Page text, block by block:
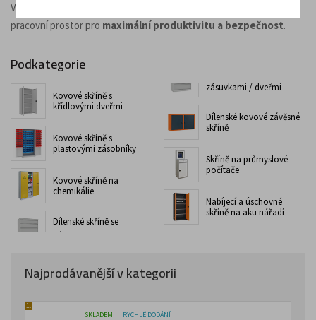
Vyberte si ty správné dílenské kovové skříně a optimalizujte svůj
pracovní prostor pro maximální produktivitu a bezpečnost.
Podkategorie
Kovové skříně s
křídlovými dveřmi
Kovové skříně s
plastovými zásobníky
Kovové skříně na
chemikálie
Dílenské skříně se
zásuvkami / dveřmi
Dílenské kovové závěsné
skříně
Skříně na průmyslové
počítače
Nabíjecí a úschovné
skříně na aku nářadí
Najprodávanější v kategorii
1.
SKLADEM
RYCHLÉ DODÁNÍ